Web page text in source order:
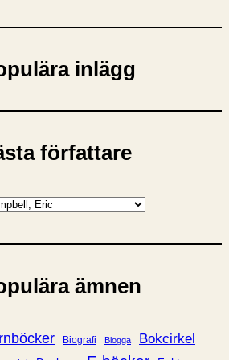
inlägg
författare
ämnen
Biografi Blogga Bokcirkel